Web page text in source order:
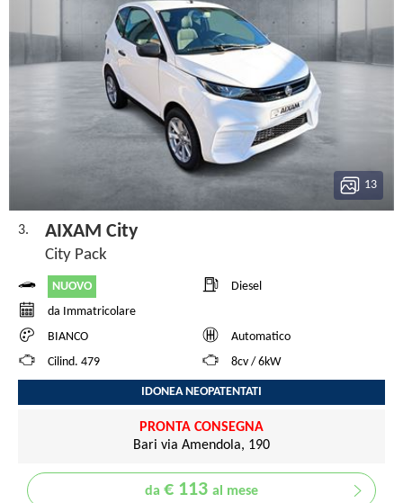
13
3. AIXAM City
City Pack
NUOVO
Diesel
da Immatricolare
BIANCO
Automatico
Cilind. 479
8cv / 6kW
IDONEA NEOPATENTATI
PRONTA CONSEGNA
Bari via Amendola, 190
da € 113 al mese